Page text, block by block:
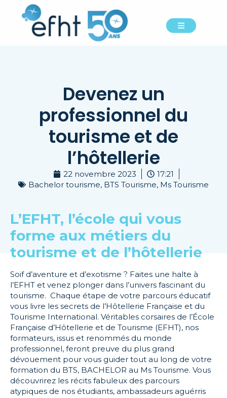
Devenez un
professionnel du
tourisme et de
l’hôtellerie
22 novembre 2023
17:21
Bachelor tourisme, BTS Tourisme, Ms Tourisme
L’EFHT, l’école qui vous
forme aux métiers du
tourisme et de l’hôtellerie
Soif d’aventure et d’exotisme ? Faites une halte à
l’EFHT et venez plonger dans l’univers fascinant du
tourisme. Chaque étape de votre parcours éducatif
vous livre les secrets de l’Hôtellerie Française et du
Tourisme International. Véritables corsaires de l’École
Française d’Hôtellerie et de Tourisme (EFHT), nos
formateurs, issus et renommés du monde
professionnel, feront preuve du plus grand
dévouement pour vous guider tout au long de votre
formation du BTS, BACHELOR au Ms Tourisme. Vous
découvrirez les récits fabuleux des parcours
atypiques de nos étudiants, ambassadeurs aguérris